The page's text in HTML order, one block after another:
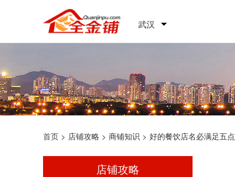
武汉
首页 > 店铺攻略 > 商铺知识 > 好的餐饮店名必满足五点
店铺攻略